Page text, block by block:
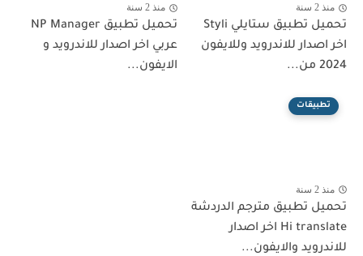
منذ 2 سنة
تحميل تطبيق ستايلي Styli
اخر اصدار للاندرويد وللايفون
2024 من...
منذ 2 سنة
تحميل تطبيق NP Manager
عربي اخر اصدار للاندرويد و
الايفون...
تطبيقات
منذ 2 سنة
تحميل تطبيق مترجم الدردشة
Hi translate اخر اصدار
للاندرويد والايفون...